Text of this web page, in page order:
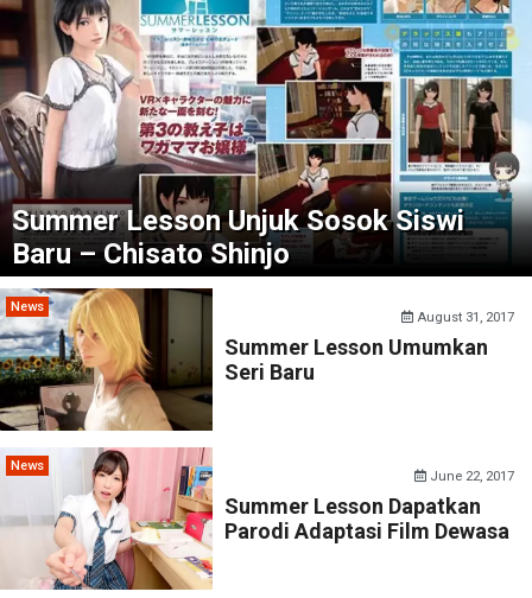
Summer Lesson Unjuk Sosok Siswi
Baru – Chisato Shinjo
News
August 31, 2017
Summer Lesson Umumkan
Seri Baru
News
June 22, 2017
Summer Lesson Dapatkan
Parodi Adaptasi Film Dewasa